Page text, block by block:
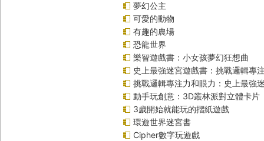
夢幻公主
可愛的動物
有趣的農場
恐龍世界
樂智遊戲書：小女孩夢幻狂想曲
史上最強迷宮遊戲書：挑戰邏輯專
挑戰邏輯專注力和眼力：史上最強
動手玩創意：3D叢林派對立體卡片
3歲開始就能玩的摺紙遊戲
環遊世界迷宮書
Cipher數字玩遊戲